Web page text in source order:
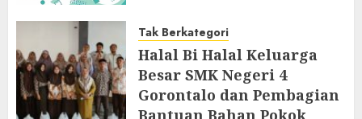
Tak Berkategori
Halal Bi Halal Keluarga
Besar SMK Negeri 4
Gorontalo dan Pembagian
Bantuan Bahan Pokok